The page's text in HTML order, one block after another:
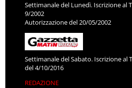
Settimanale del Lunedì. Iscrizione al
9/2002
Autorizzazione del 20/05/2002
Settimanale del Sabato. Iscrizione al
del 4/10/2016
REDAZIONE